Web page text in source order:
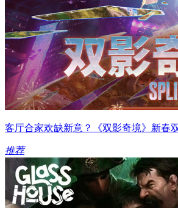
客厅合家欢缺新意？《双影奇境》新春
推荐